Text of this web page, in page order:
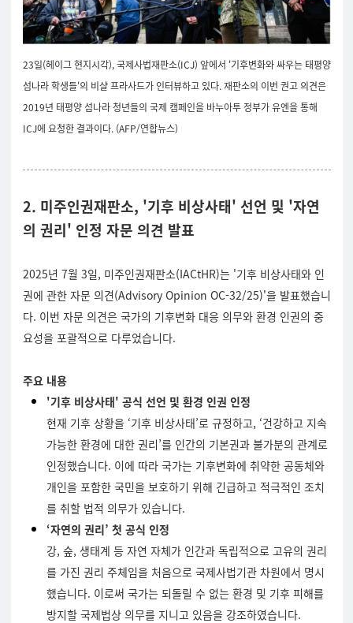
23일(헤이그 현지시각), 국제사법재판소(ICJ) 앞에서 '기후변화와 싸우는 태평양
섬나라 학생들'의 비샬 프라사드가 인터뷰하고 있다. 재판소의 이번 권고 의견은
2019년 태평양 섬나라 청년들의 국제 캠페인을 바누아투 정부가 유엔을 통해
ICJ에 요청한 결과이다. (AFP/연합뉴스)
2. 미주인권재판소, '기후 비상사태' 선언 및 '자연
의 권리' 인정 자문 의견 발표
2025년 7월 3일, 미주인권재판소(IACtHR)는 '기후 비상사태와 인
권에 관한 자문 의견(Advisory Opinion OC-32/25)'을 발표했습니
다. 이번 자문 의견은 국가의 기후변화 대응 의무와 환경 인권의 중
요성을 포괄적으로 다루었습니다.
주요 내용
'기후 비상사태' 공식 선언 및 환경 인권 인정
현재 기후 상황을 ‘기후 비상사태’로 규정하고, ‘건강하고 지속
가능한 환경에 대한 권리’를 인간의 기본권과 불가분의 관계로
인정했습니다. 이에 따라 국가는 기후변화에 취약한 공동체와
개인을 포함한 국민을 보호하기 위해 긴급하고 적극적인 조치
를 취할 법적 의무가 있습니다.
‘자연의 권리’ 첫 공식 인정
강, 숲, 생태계 등 자연 자체가 인간과 독립적으로 고유의 권리
를 가진 권리 주체임을 처음으로 국제사법기관 차원에서 명시
했습니다. 이로써 국가는 되돌릴 수 없는 환경 및 기후 피해를
방지할 국제법상 의무를 지니고 있음을 강조하였습니다.